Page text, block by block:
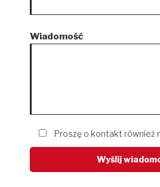
Wiadomość
Proszę o kontakt również